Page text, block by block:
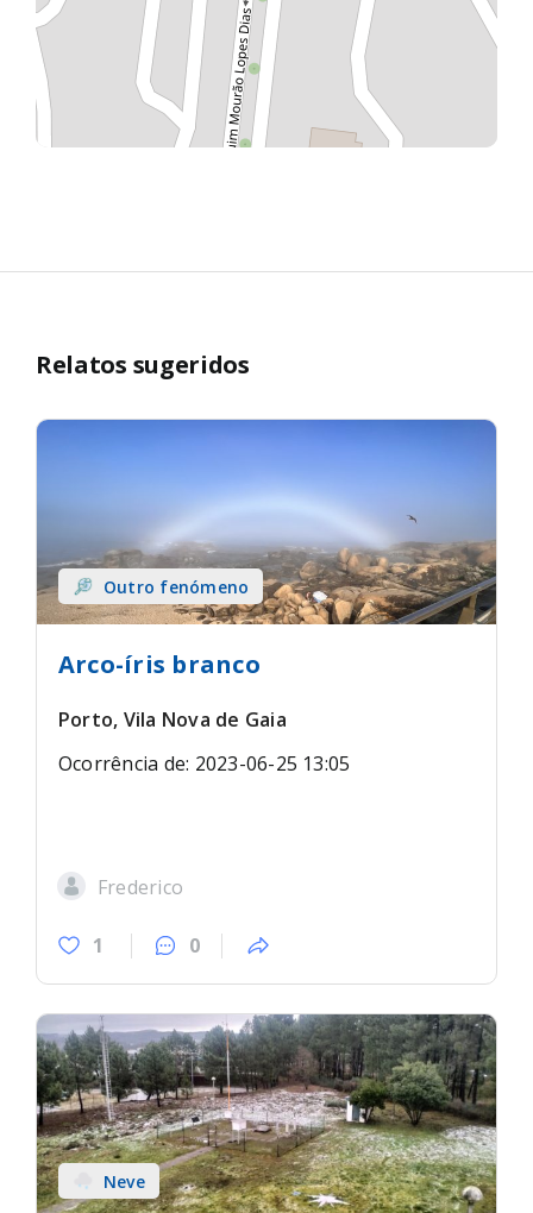
Relatos sugeridos
Outro fenómeno
Arco-íris branco
Porto, Vila Nova de Gaia
Ocorrência de: 2023-06-25 13:05
Frederico
1 0
Neve